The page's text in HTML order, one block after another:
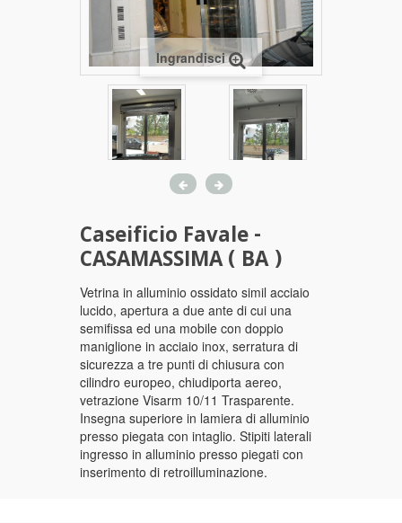
Ingrandisci
Caseificio Favale -
CASAMASSIMA ( BA )
Vetrina in alluminio ossidato simil acciaio
lucido, apertura a due ante di cui una
semifissa ed una mobile con doppio
maniglione in acciaio inox, serratura di
sicurezza a tre punti di chiusura con
cilindro europeo, chiudiporta aereo,
vetrazione Visarm 10/11 Trasparente.
Insegna superiore in lamiera di alluminio
presso piegata con intaglio. Stipiti laterali
ingresso in alluminio presso piegati con
inserimento di retroilluminazione.